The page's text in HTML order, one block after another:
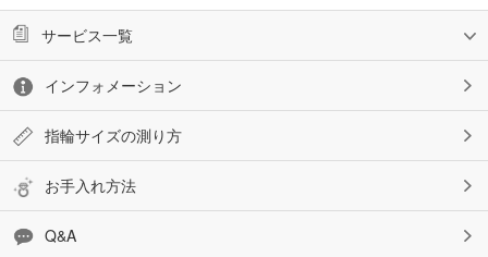
サービス一覧
インフォメーション
指輪サイズの測り方
お手入れ方法
Q&A